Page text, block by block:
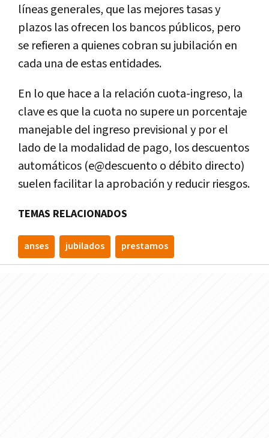
líneas generales, que las mejores tasas y
plazos las ofrecen los bancos públicos, pero
se refieren a quienes cobran su jubilación en
cada una de estas entidades.
En lo que hace a la relación cuota-ingreso, la
clave es que la cuota no supere un porcentaje
manejable del ingreso previsional y por el
lado de la modalidad de pago, los descuentos
automáticos (e@descuento o débito directo)
suelen facilitar la aprobación y reducir riesgos.
TEMAS RELACIONADOS
anses jubilados prestamos